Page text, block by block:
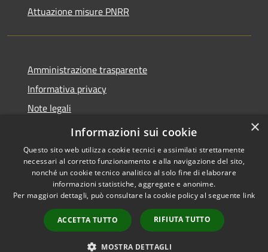
Attuazione misure PNRR
Amministrazione trasparente
Informativa privacy
Note legali
Dichiarazione di accessibilità
Accessibilità
Copyright © 2026 • Comune di
Casciana Terme Lari • Powered
byMunicipium
Accesso
redazione
×
Informazioni sui cookie
Questo sito web utilizza cookie tecnici e assimilati strettamente
necessari al corretto funzionamento e alla navigazione del sito,
nonché un cookie tecnico analitico al solo fine di elaborare
informazioni statistiche, aggregate e anonime.
Per maggiori dettagli, può consultare la cookie policy al seguente link
ACCETTA TUTTO RIFIUTA TUTTO
MOSTRA DETTAGLI